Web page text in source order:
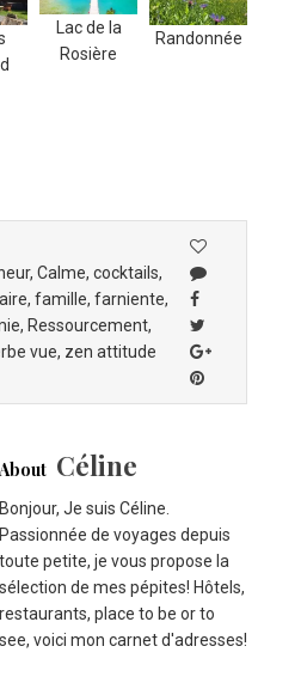
Lac de la
Rosière
Randonnée
, Calme, cocktails,
, famille, farniente,
, Ressourcement,
vue, zen attitude
About Céline
Bonjour, Je suis Céline.
Passionnée de voyages depuis
toute petite, je vous propose la
sélection de mes pépites! Hôtels,
restaurants, place to be or to
see, voici mon carnet d'adresses!